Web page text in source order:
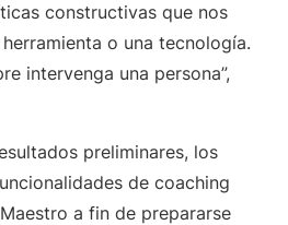
constructivas que nos
o una tecnología.
intervenga una persona”,
preliminares, los
de coaching
a fin de prepararse